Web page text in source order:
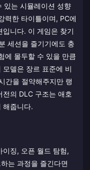
있는 시뮬레이션 성향
력한 타이틀이며, PC에
니다. 이 게임은 찾기
세션을 즐기기에도 충
에 몰두할 수 있을 만큼
델은 장르 표준에 비
간을 절약해주지만 랭
전의 DLC 구조는 애호
해줍니다.
이징, 오픈 월드 탐험,
는 과정을 즐긴다면